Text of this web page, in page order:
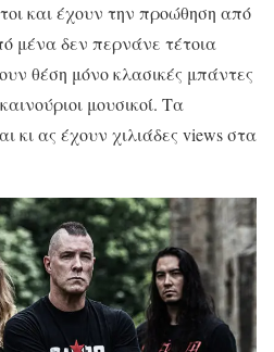
και έχουν την προώθηση από
μένα δεν περνάνε τέτοια
θέση μόνο κλασικές μπάντες
μουσικοί. Τα
κι ας έχουν χιλιάδες views στα